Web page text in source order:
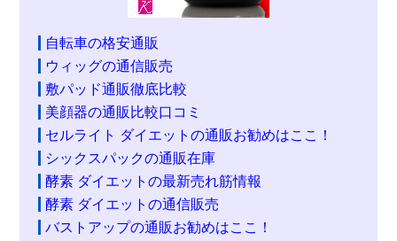
自転車の格安通販
ウィッグの通信販売
敷パッド通販徹底比較
美顔器の通販比較口コミ
セルライト ダイエットの通販お勧めはここ！
シックスパックの通販在庫
酵素 ダイエットの最新売れ筋情報
酵素 ダイエットの通信販売
バストアップの通販お勧めはここ！